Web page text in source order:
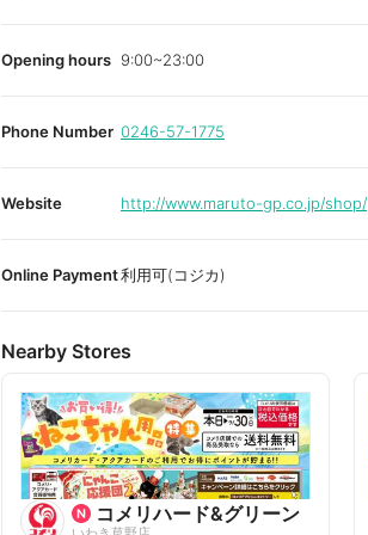
Opening hours 9:00~23:00
Phone Number 0246-57-1775
Website http://www.maruto-gp.co.jp/shop/
Online Payment利用可(コジカ)
Nearby Stores
コメリハード&グリーン